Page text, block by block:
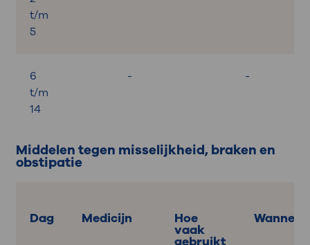
t/m
5
6
t/m
14
- -
Middelen tegen misselijkheid, braken en
obstipatie
Dag Medicijn Hoe
vaak
gebruikt